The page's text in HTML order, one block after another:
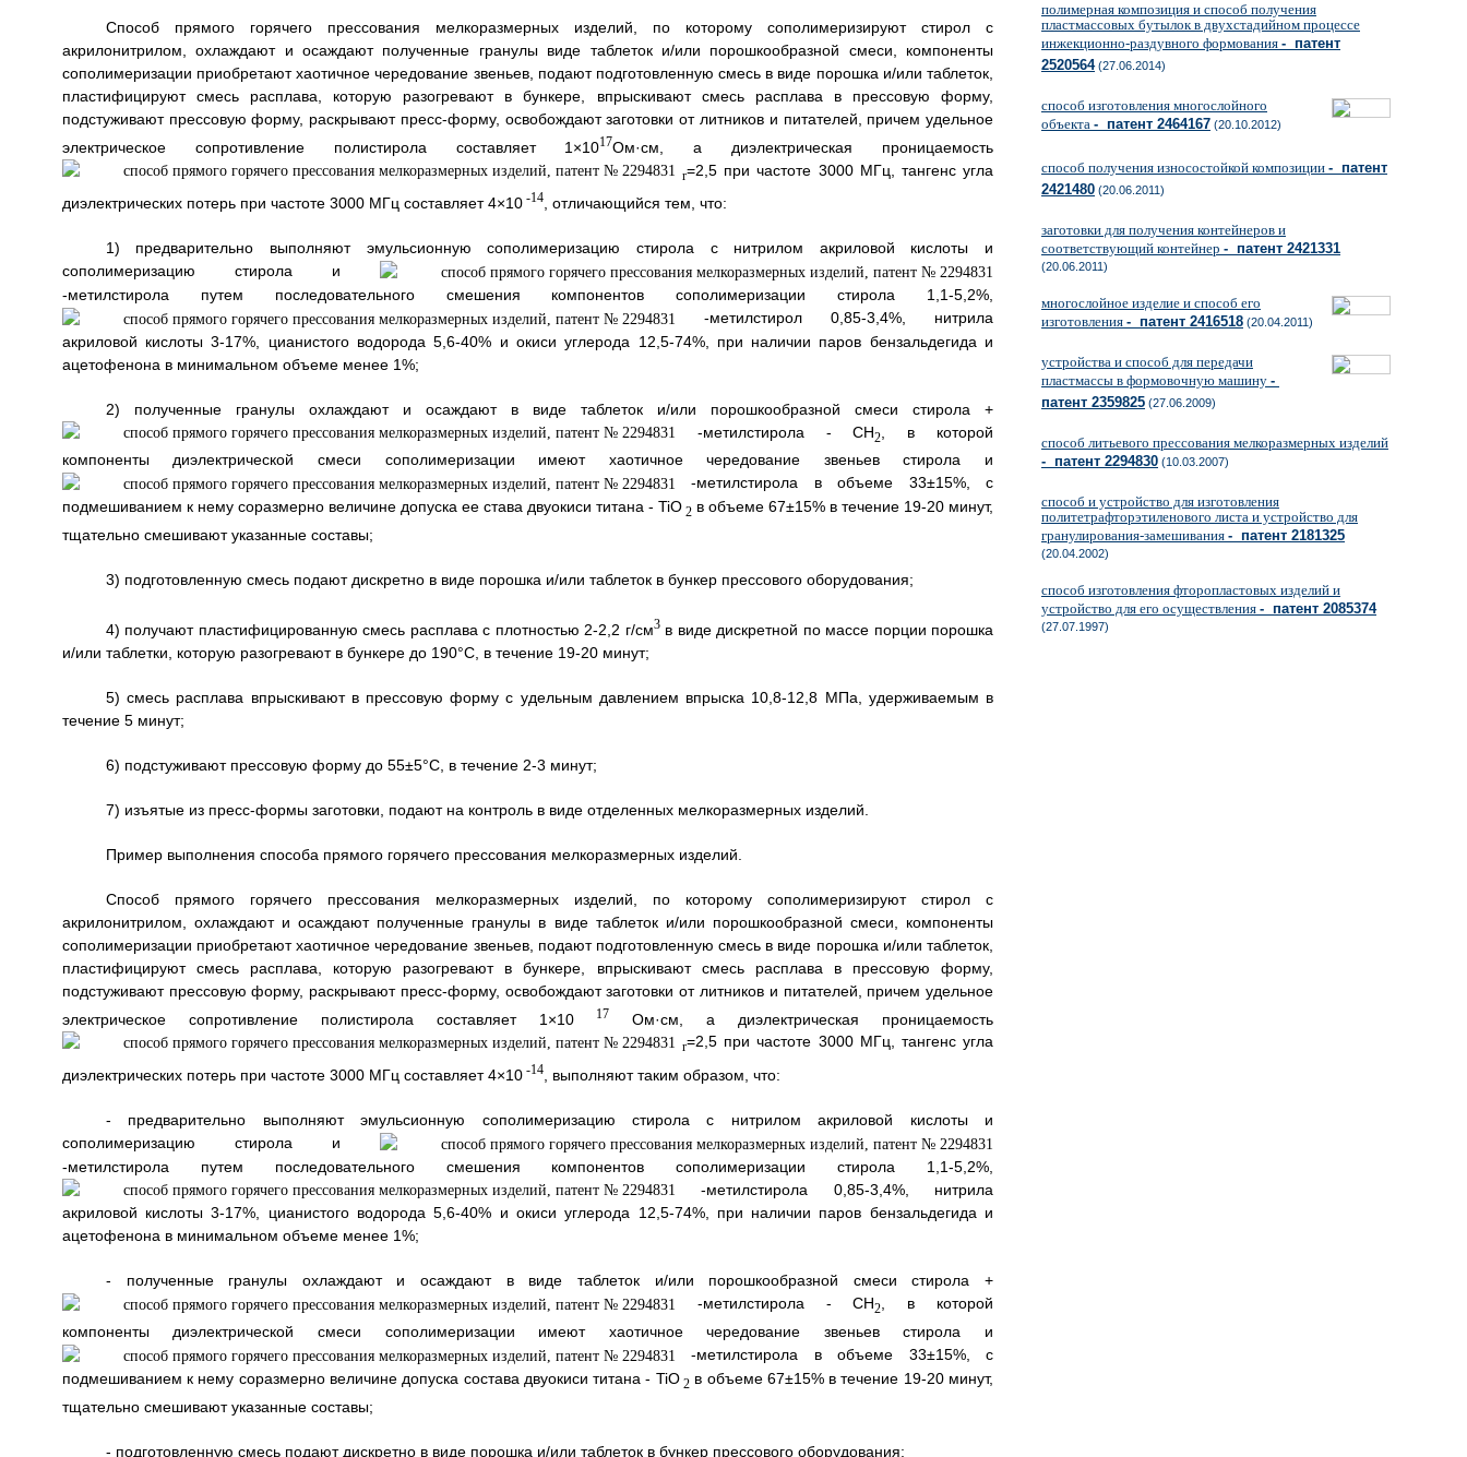
Способ прямого горячего прессования мелкоразмерных изделий, по которому сополимеризируют стирол с
акрилонитрилом, охлаждают и осаждают полученные гранулы виде таблеток и/или порошкообразной смеси, компоненты
сополимеризации приобретают хаотичное чередование звеньев, подают подготовленную смесь в виде порошка и/или таблеток,
пластифицируют смесь расплава, которую разогревают в бункере, впрыскивают смесь расплава в прессовую форму,
подстуживают прессовую форму, раскрывают пресс-форму, освобождают заготовки от литников и питателей, причем удельное
электрическое сопротивление полистирола составляет 1×1017Ом·см, а диэлектрическая проницаемость
r=2,5 при частоте 3000 МГц, тангенс угла
диэлектрических потерь при частоте 3000 МГц составляет 4×10-14, отличающийся тем, что:
1) предварительно выполняют эмульсионную сополимеризацию стирола с нитрилом акриловой кислоты и
сополимеризацию стирола и
-метилстирола путем последовательного смешения компонентов сополимеризации стирола 1,1-5,2%,
-метилстирол 0,85-3,4%, нитрила
акриловой кислоты 3-17%, цианистого водорода 5,6-40% и окиси углерода 12,5-74%, при наличии паров бензальдегида и
ацетофенона в минимальном объеме менее 1%;
2) полученные гранулы охлаждают и осаждают в виде таблеток и/или порошкообразной смеси стирола +
-метилстирола - СН2
, в которой
компоненты диэлектрической смеси сополимеризации имеют хаотичное чередование звеньев стирола и
-метилстирола в объеме 33±15%, с
подмешиванием к нему соразмерно величине допуска ее става двуокиси титана - TiO2в объеме 67±15% в течение 19-20 минут,
тщательно смешивают указанные составы;
3) подготовленную смесь подают дискретно в виде порошка и/или таблеток в бункер прессового оборудования;
4) получают пластифицированную смесь расплава с плотностью 2-2,2 г/см3в виде дискретной по массе порции порошка
и/или таблетки, которую разогревают в бункере до 190°С, в течение 19-20 минут;
5) смесь расплава впрыскивают в прессовую форму с удельным давлением впрыска 10,8-12,8 МПа, удерживаемым в
течение 5 минут;
6) подстуживают прессовую форму до 55±5°С, в течение 2-3 минут;
7) изъятые из пресс-формы заготовки, подают на контроль в виде отделенных мелкоразмерных изделий.
Пример выполнения способа прямого горячего прессования мелкоразмерных изделий.
Способ прямого горячего прессования мелкоразмерных изделий, по которому сополимеризируют стирол с
акрилонитрилом, охлаждают и осаждают полученные гранулы в виде таблеток и/или порошкообразной смеси, компоненты
сополимеризации приобретают хаотичное чередование звеньев, подают подготовленную смесь в виде порошка и/или таблеток,
пластифицируют смесь расплава, которую разогревают в бункере, впрыскивают смесь расплава в прессовую форму,
подстуживают прессовую форму, раскрывают пресс-форму, освобождают заготовки от литников и питателей, причем удельное
электрическое сопротивление полистирола составляет 1×1017 Ом·см, а диэлектрическая проницаемость
r=2,5 при частоте 3000 МГц, тангенс угла
диэлектрических потерь при частоте 3000 МГц составляет 4×10-14, выполняют таким образом, что:
- предварительно выполняют эмульсионную сополимеризацию стирола с нитрилом акриловой кислоты и
сополимеризацию стирола и
-метилстирола путем последовательного смешения компонентов сополимеризации стирола 1,1-5,2%,
-метилстирола 0,85-3,4%, нитрила
акриловой кислоты 3-17%, цианистого водорода 5,6-40% и окиси углерода 12,5-74%, при наличии паров бензальдегида и
ацетофенона в минимальном объеме менее 1%;
- полученные гранулы охлаждают и осаждают в виде таблеток и/или порошкообразной смеси стирола +
-метилстирола - СН2, в которой
компоненты диэлектрической смеси сополимеризации имеют хаотичное чередование звеньев стирола и
-метилстирола в объеме 33±15%, с
подмешиванием к нему соразмерно величине допуска состава двуокиси титана - TiO2 в объеме 67±15% в течение 19-20 минут,
тщательно смешивают указанные составы;
- подготовленную смесь подают дискретно в виде порошка и/или таблеток в бункер прессового оборудования;
полимерная композиция и способ получения
пластмассовых бутылок в двухстадийном процессе
инжекционно-раздувного формования - патент
2520564(27.06.2014)
способ изготовления многослойного
объекта - патент 2464167 (20.10.2012)
способ получения износостойкой композиции - патент
2421480 (20.06.2011)
заготовки для получения контейнеров и
соответствующий контейнер - патент 2421331
(20.06.2011)
многослойное изделие и способ его
изготовления - патент 2416518 (20.04.2011)
устройства и способ для передачи
пластмассы в формовочную машину -
патент 2359825 (27.06.2009)
способ литьевого прессования мелкоразмерных изделий
- патент 2294830 (10.03.2007)
способ и устройство для изготовления
политетрафторэтиленового листа и устройство для
гранулирования-замешивания - патент 2181325
(20.04.2002)
способ изготовления фторопластовых изделий и
устройство для его осуществления - патент 2085374
(27.07.1997)